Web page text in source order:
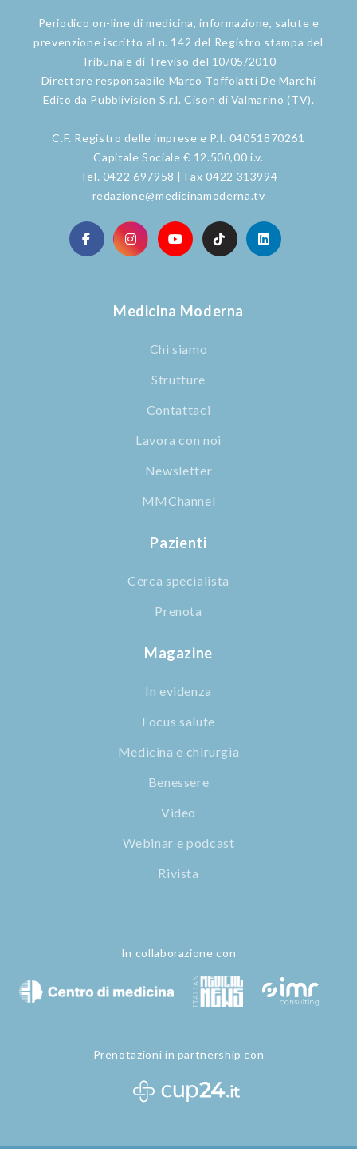
Periodico on-line di medicina, informazione, salute e
prevenzione iscritto al n. 142 del Registro stampa del
Tribunale di Treviso del 10/05/2010
Direttore responsabile Marco Toffolatti De Marchi
Edito da Pubblivision S.r.l. Cison di Valmarino (TV).
C.F. Registro delle imprese e P.I. 04051870261
Capitale Sociale € 12.500,00 i.v.
Tel. 0422 697958 | Fax 0422 313994
redazione@medicinamoderna.tv
Medicina Moderna
Chi siamo
Strutture
Contattaci
Lavora con noi
Newsletter
MMChannel
Pazienti
Cerca specialista
Prenota
Magazine
In evidenza
Focus salute
Medicina e chirurgia
Benessere
Video
Webinar e podcast
Rivista
In collaborazione con
Prenotazioni in partnership con